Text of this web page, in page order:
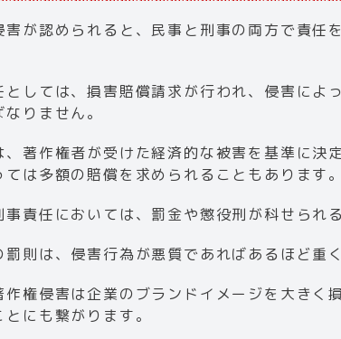
害が認められると、民事と刑事の両方で責任
としては、損害賠償請求が行われ、侵害によ
りません。
、著作権者が受けた経済的な被害を基準に決
ては多額の賠償を求められることもあります。
事責任においては、罰金や懲役刑が科せられ
罰則は、侵害行為が悪質であればあるほど重
作権侵害は企業のブランドイメージを大きく
にも繋がります。